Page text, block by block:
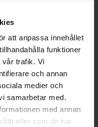
att anpassa innehållet
funktioner
vår trafik. Vi
och annan
medier och
samarbetar med.
med annan
eller som de har
Guldpläterat
andra varianter